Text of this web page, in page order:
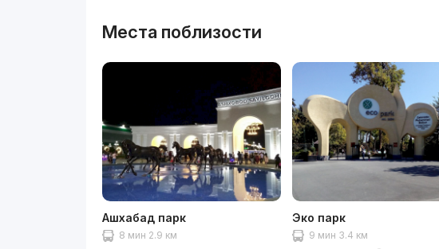
Места поблизости
Ашхабад парк
8 мин 2.9 км
Эко парк
9 мин 3.4 км